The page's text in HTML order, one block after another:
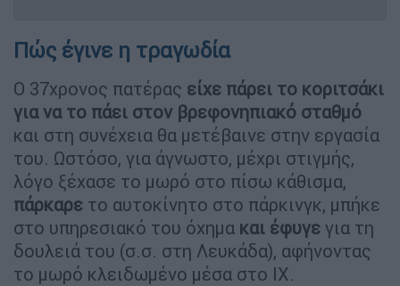
Πώς έγινε η τραγωδία
Ο 37χρονος πατέρας είχε πάρει το κοριτσάκι
για να το πάει στον βρεφονηπιακό σταθμό
και στη συνέχεια θα μετέβαινε στην εργασία
του. Ωστόσο, για άγνωστο, μέχρι στιγμής,
λόγο ξέχασε το μωρό στο πίσω κάθισμα,
πάρκαρε το αυτοκίνητο στο πάρκινγκ, μπήκε
στο υπηρεσιακό του όχημα και έφυγε για τη
δουλειά του (σ.σ. στη Λευκάδα), αφήνοντας
το μωρό κλειδωμένο μέσα στο ΙΧ.